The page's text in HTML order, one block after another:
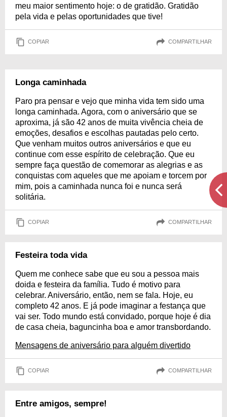
meu maior sentimento hoje: o de gratidão. Gratidão
pela vida e pelas oportunidades que tive!
COPIAR COMPARTILHAR
Longa caminhada
Paro pra pensar e vejo que minha vida tem sido uma
longa caminhada. Agora, com o aniversário que se
aproxima, já são 42 anos de muita vivência cheia de
emoções, desafios e escolhas pautadas pelo certo.
Que venham muitos outros aniversários e que eu
continue com esse espírito de celebração. Que eu
sempre faça questão de comemorar as alegrias e as
conquistas com aqueles que me apoiam e torcem por
mim, pois a caminhada nunca foi e nunca será
solitária.
COPIAR COMPARTILHAR
Festeira toda vida
Quem me conhece sabe que eu sou a pessoa mais
doida e festeira da família. Tudo é motivo para
celebrar. Aniversário, então, nem se fala. Hoje, eu
completo 42 anos. E já pode imaginar a festança que
vai ser. Todo mundo está convidado, porque hoje é dia
de casa cheia, baguncinha boa e amor transbordando.
Mensagens de aniversário para alguém divertido
COPIAR COMPARTILHAR
Entre amigos, sempre!